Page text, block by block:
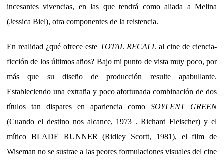
incesantes vivencias, en las que tendrá como aliada a Melina
(Jessica Biel), otra componentes de la reistencia.
En realidad ¿qué ofrece este TOTAL RECALL al cine de ciencia-
ficción de los últimos años? Bajo mi punto de vista muy poco, por
más que su diseño de producción resulte apabullante.
Estableciendo una extraña y poco afortunada combinación de dos
títulos tan dispares en apariencia como SOYLENT GREEN
(Cuando el destino nos alcance, 1973 . Richard Fleischer) y el
mítico BLADE RUNNER (Ridley Scortt, 1981), el film de
Wiseman no se sustrae a las peores formulaciones visuales del cine